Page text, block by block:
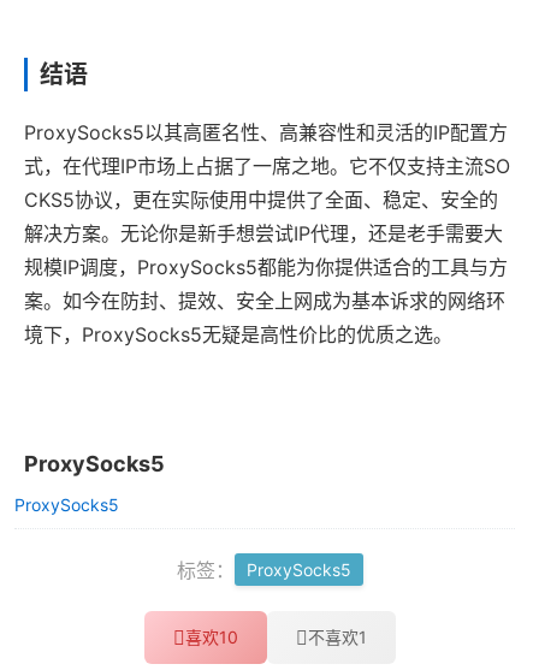
结语
ProxySocks5以其高匿名性、高兼容性和灵活的IP配置方
式，在代理IP市场上占据了一席之地。它不仅支持主流SO
CKS5协议，更在实际使用中提供了全面、稳定、安全的
解决方案。无论你是新手想尝试IP代理，还是老手需要大
规模IP调度，ProxySocks5都能为你提供适合的工具与方
案。如今在防封、提效、安全上网成为基本诉求的网络环
境下，ProxySocks5无疑是高性价比的优质之选。
ProxySocks5
ProxySocks5
标签： ProxySocks5
喜欢10 不喜欢1